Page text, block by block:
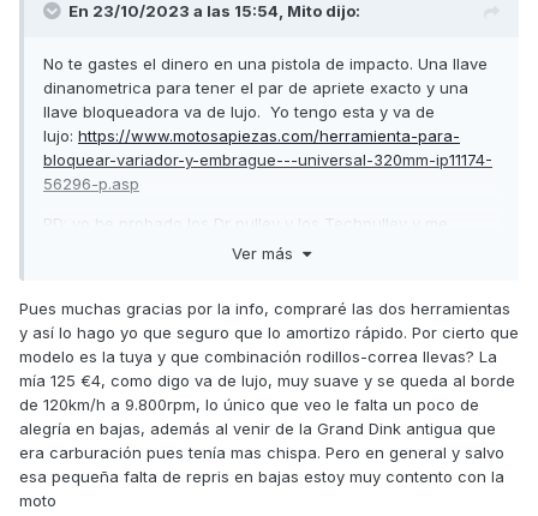
En 23/10/2023 a las 15:54, Mito dijo:
No te gastes el dinero en una pistola de impacto. Una llave
dinanometrica para tener el par de apriete exacto y una
llave bloqueadora va de lujo. Yo tengo esta y va de
lujo: https://www.motosapiezas.com/herramienta-para-
bloquear-variador-y-embrague---universal-320mm-ip11174-
56296-p.asp
PD: yo he probado los Dr pulley y los Techpulley y me
quedo con los Techpulley, van de cine
Ver más
Pues muchas gracias por la info, compraré las dos herramientas
y así lo hago yo que seguro que lo amortizo rápido. Por cierto que
modelo es la tuya y que combinación rodillos-correa llevas? La
mía 125 €4, como digo va de lujo, muy suave y se queda al borde
de 120km/h a 9.800rpm, lo único que veo le falta un poco de
alegría en bajas, además al venir de la Grand Dink antigua que
era carburación pues tenía mas chispa. Pero en general y salvo
esa pequeña falta de repris en bajas estoy muy contento con la
moto